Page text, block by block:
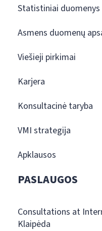
Statistiniai duomenys
Asmens duomenų
Viešieji pirkimai
Karjera
Konsultacinė taryba
VMI strategija
Apklausos
PASLAUGOS
Consultations at
Klaipėda